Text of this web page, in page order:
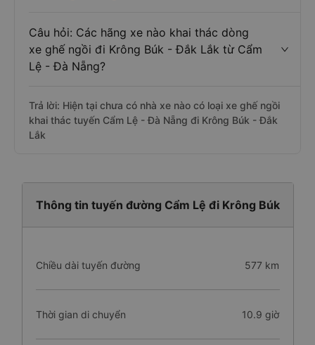
Câu hỏi: Các hãng xe nào khai thác dòng
xe ghế ngồi đi Krông Búk - Đắk Lắk từ Cẩm
Lệ - Đà Nẵng?
Trả lời: Hiện tại chưa có nhà xe nào có loại xe ghế ngồi
khai thác tuyến Cẩm Lệ - Đà Nẵng đi Krông Búk - Đắk
Lắk
Thông tin tuyến đường Cẩm Lệ đi Krông Búk
Chiều dài tuyến đường 577 km
Thời gian di chuyển 10.9 giờ